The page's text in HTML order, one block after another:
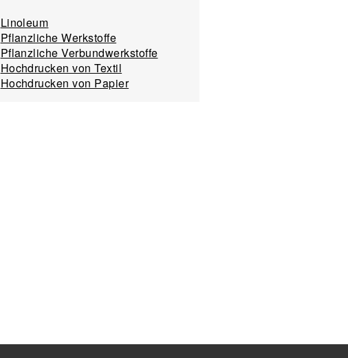
Linoleum
Pflanzliche Werkstoffe
Pflanzliche Verbundwerkstoffe
Hochdrucken von Textil
Hochdrucken von Papier